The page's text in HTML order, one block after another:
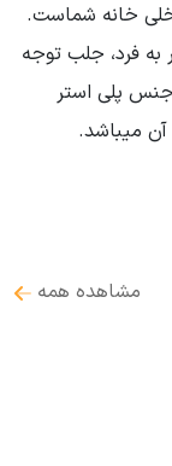
خانه شماست.
فرد، جلب توجه
پلی استر
میباشد.
مشاهده همه